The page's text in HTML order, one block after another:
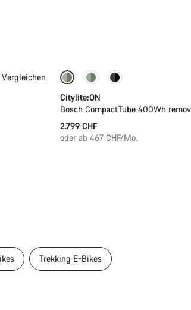
Vergleichen
Performance Line
Citylite:ON
Bosch CompactTube 400Wh
2.799 CHF
oder ab 467 CHF/Mo.
Trekking E-Bikes